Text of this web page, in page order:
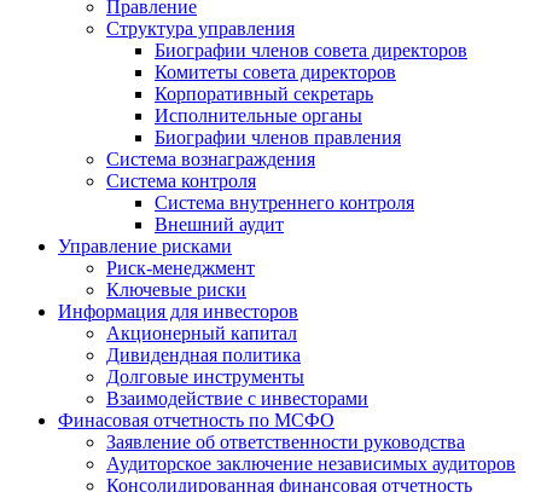
Правление
Структура управления
Биографии членов совета директоров
Комитеты совета директоров
Корпоративный секретарь
Исполнительные органы
Биографии членов правления
Система вознаграждения
Система контроля
Система внутреннего контроля
Внешний аудит
Управление рисками
Риск-менеджмент
Ключевые риски
Информация для инвесторов
Акционерный капитал
Дивидендная политика
Долговые инструменты
Взаимодействие с инвеcторами
Финасовая отчетность по МСФО
Заявление об ответственности руководства
Аудиторское заключение независимых аудиторов
Консолидированная финансовая отчетность